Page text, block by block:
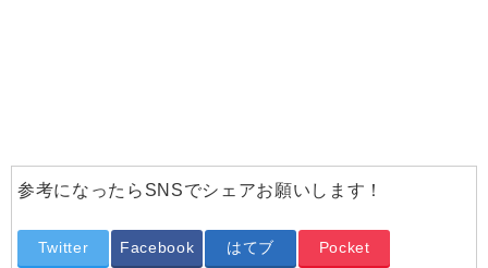
参考になったらSNSでシェアお願いします！
Twitter Facebook はてブ Pocket